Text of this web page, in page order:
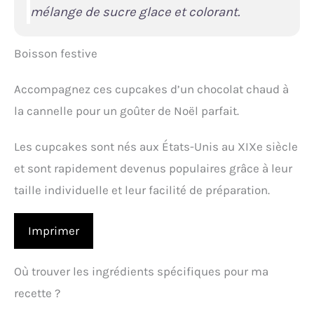
mélange de sucre glace et colorant.
Boisson festive
Accompagnez ces cupcakes d’un chocolat chaud à
la cannelle pour un goûter de Noël parfait.
Les cupcakes sont nés aux États-Unis au XIXe siècle
et sont rapidement devenus populaires grâce à leur
taille individuelle et leur facilité de préparation.
Imprimer
Où trouver les ingrédients spécifiques pour ma
recette ?